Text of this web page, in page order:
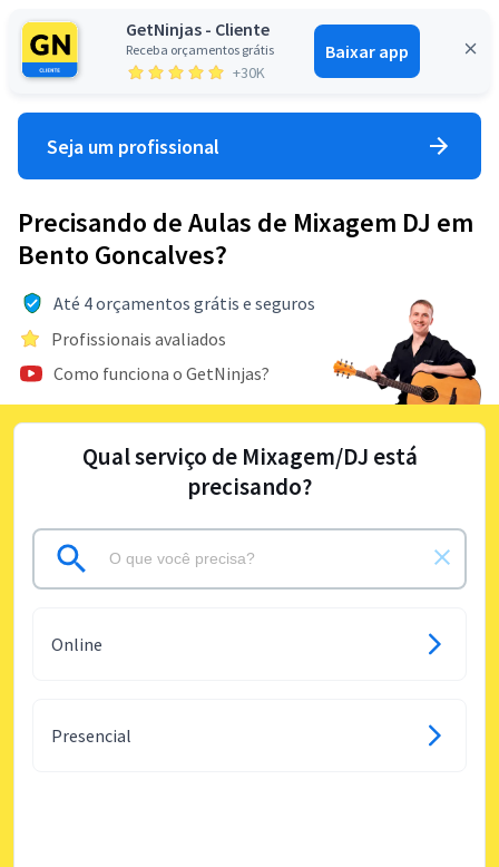
GetNinjas - Cliente
Receba orçamentos grátis
+30K
Baixar app
Entrar
Seja um profissional
Precisando de Aulas de Mixagem DJ em
Bento Goncalves?
Até 4 orçamentos grátis e seguros
Profissionais avaliados
Como funciona o GetNinjas?
Qual serviço de Mixagem/DJ está
precisando?
Online
Presencial